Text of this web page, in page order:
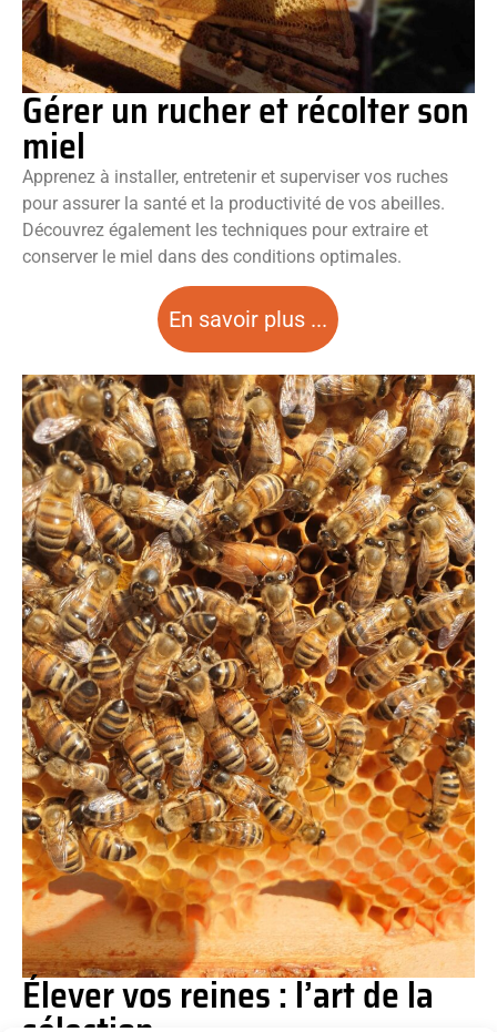
Gérer un rucher et récolter son
miel
Apprenez à installer, entretenir et superviser vos ruches
pour assurer la santé et la productivité de vos abeilles.
Découvrez également les techniques pour extraire et
conserver le miel dans des conditions optimales.
En savoir plus ...
Élever vos reines : l’art de la